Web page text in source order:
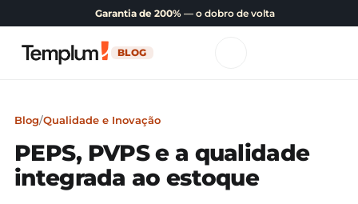
Garantia de 200% — o dobro de volta
BLOG
Blog/Qualidade e Inovação
PEPS, PVPS e a qualidade
integrada ao estoque